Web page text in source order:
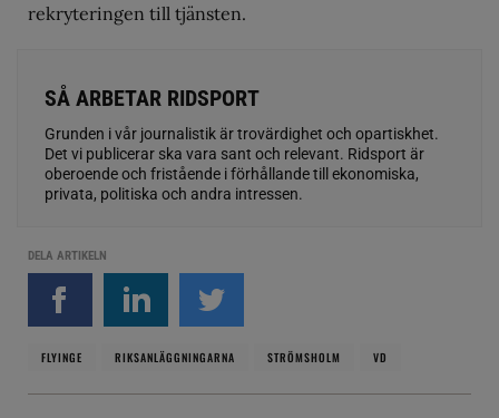
rekryteringen till tjänsten.
SÅ ARBETAR RIDSPORT
Grunden i vår journalistik är trovärdighet och opartiskhet.
Det vi publicerar ska vara sant och relevant. Ridsport är
oberoende och fristående i förhållande till ekonomiska,
privata, politiska och andra intressen.
DELA ARTIKELN
FLYINGE RIKSANLÄGGNINGARNA STRÖMSHOLM VD